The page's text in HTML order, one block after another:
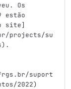
Os
estão
site]
projects/su
) .
suport
2022)